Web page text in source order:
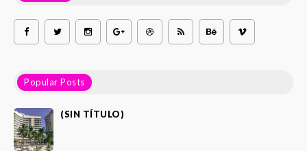
Popular Posts
(SIN TÍTULO)